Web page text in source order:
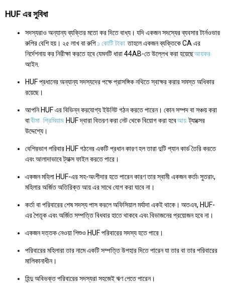
HUF এর সুবিধা
সদস্যরাও অন্যান্য ব্যক্তির মতো কর দিতে বাধ্য। যদি একজন সদস্যের ব্যবসার টার্নওভার
রুপির বেশি হয়। ২৫ লাখ বা রুপি১ কোটি টাকা তাহলে একজন ব্যক্তিকে CA এর
নির্দেশনায় কর নিরীক্ষা করতে হবে যেমনটি ধারা 44AB-তে উল্লেখ করা হয়েছেআয়কর
আইন.
HUF প্রধানের অন্যান্য সদস্যদের পক্ষে প্রাসঙ্গিক নথিতে স্বাক্ষর করার সমস্ত অধিকার
রয়েছে।
আপনি HUF এর বিভিন্ন করযোগ্য ইউনিট গঠন করতে পারেন। কোন সম্পদ বা সঞ্চয় করা
বাবীমা প্রিমিয়াম HUF দ্বারা বিতরণ করা নেট থেকে বিয়োগ করা হবেআয় ট্যাক্সের
উদ্দেশ্যে।
বেশিরভাগ পরিবার HUF গঠনের একটি প্রধান কারণ হল তারা দুটি প্যান কার্ড তৈরি করতে
এবং আলাদাভাবে ট্যাক্স ফাইল করতে পারে।
একজন মহিলা HUF-এর সহ-অংশীদার হতে পারেন কারণ তার স্বামী একজন কর্তা৷ সুতরাং,
মহিলার অর্জিত অতিরিক্ত আয় এর সাথে যোগ করা যাবে না।
কর্তা বা পরিবারের শেষ সদস্য পাস করলে অফিসিয়াল মর্যাদা একই থাকে। অতএব, HUF-
এর পৈতৃক এবং অর্জিত সম্পত্তি বিধবার হাতে থাকবে এবং বিভাজনের প্রয়োজন হবে না।
একজন দত্তক নেওয়া শিশুও HUF পরিবারের সদস্য হতে পারে।
পরিবারের মহিলারা তার নামে একটি সম্পত্তি উপহার দিতে পারেন যা তার বা তার পরিবারের
মালিকানাধীন।
হিন্দু অবিভক্ত পরিবারের সদস্যরা সহজেই ঋণ পেতে পারেন।